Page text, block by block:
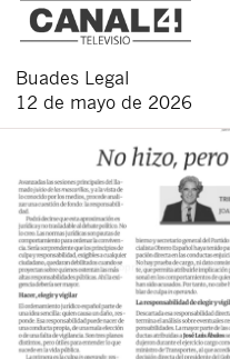
Buades Legal
12 de mayo de 2026